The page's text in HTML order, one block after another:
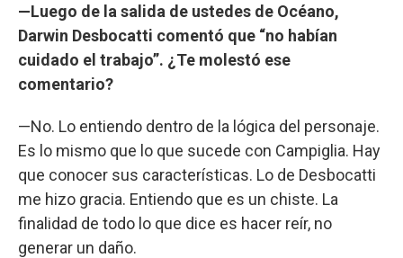
—Luego de la salida de ustedes de Océano,
Darwin Desbocatti comentó que “no habían
cuidado el trabajo”. ¿Te molestó ese
comentario?
—No. Lo entiendo dentro de la lógica del personaje.
Es lo mismo que lo que sucede con Campiglia. Hay
que conocer sus características. Lo de Desbocatti
me hizo gracia. Entiendo que es un chiste. La
finalidad de todo lo que dice es hacer reír, no
generar un daño.